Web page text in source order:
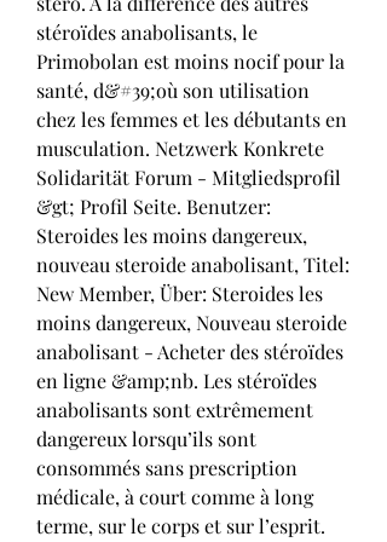
stéroïdes anabolisants, le
Primobolan est moins nocif pour la
santé, d&#39;où son utilisation
chez les femmes et les débutants en
musculation. Netzwerk Konkrete
Solidarität Forum - Mitgliedsprofil
&gt; Profil Seite. Benutzer:
Steroides les moins dangereux,
nouveau steroide anabolisant, Titel:
New Member, Über: Steroides les
moins dangereux, Nouveau steroide
anabolisant - Acheter des stéroïdes
en ligne &amp;nb. Les stéroïdes
anabolisants sont extrêmement
dangereux lorsqu’ils sont
consommés sans prescription
médicale, à court comme à long
terme, sur le corps et sur l’esprit.